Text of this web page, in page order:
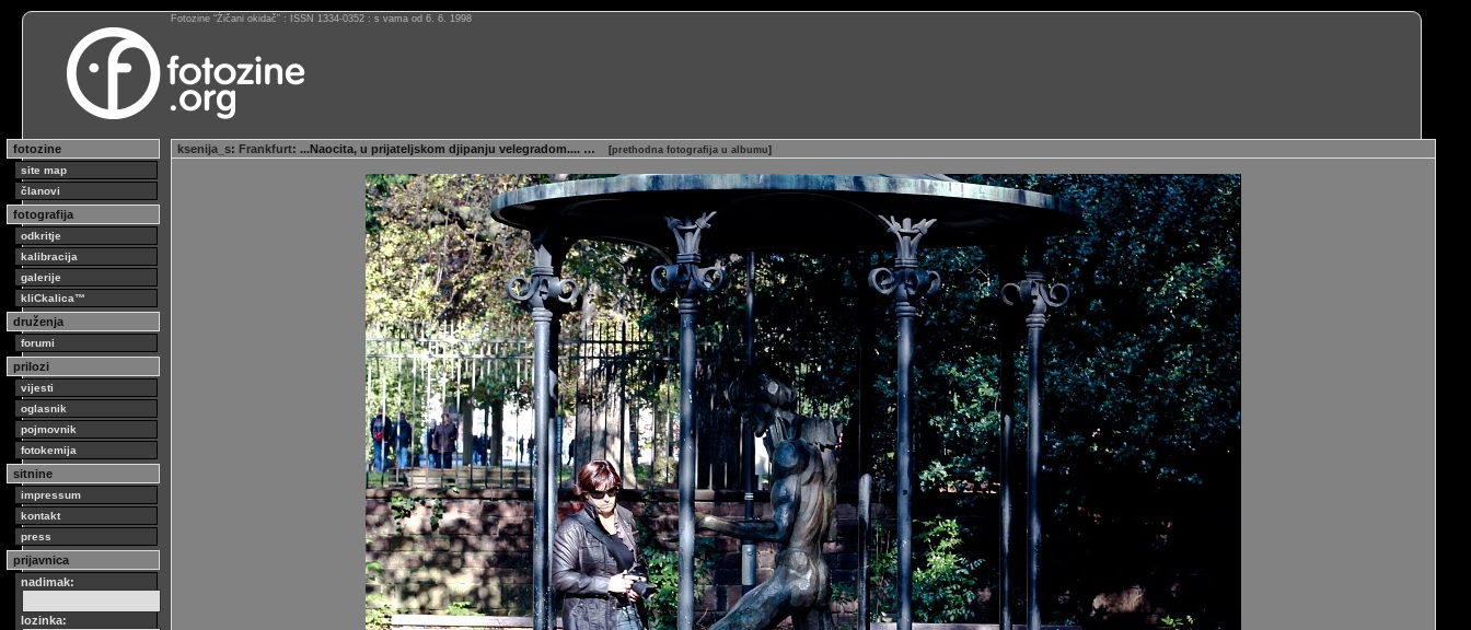
Fotozine “Žičani okidač” : ISSN 1334-0352 : s vama od 6. 6. 1998
fotozine
site map
članovi
fotografija
odkritje
kalibracija
galerije
kliCkalica™
druženja
forumi
prilozi
vijesti
oglasnik
pojmovnik
fotokemija
sitnine
impressum
kontakt
press
prijavnica
nadimak:
lozinka:
ksenija_s: Frankfurt: ...Naocita, u prijateljskom djipanju velegradom.... … [prethodna fotografija u albumu]